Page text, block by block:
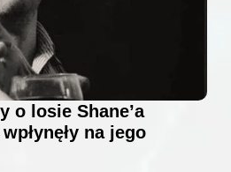
o losie Shane’a
na jego